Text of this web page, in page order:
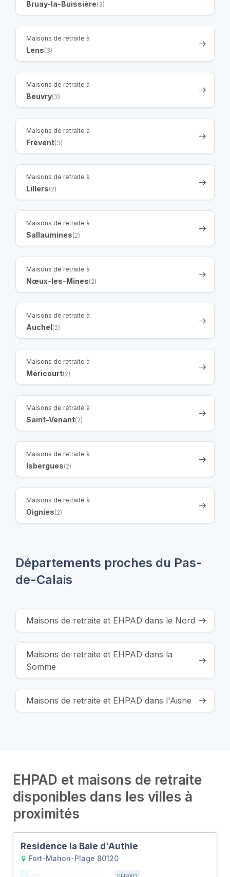
Bruay-la-Buissière(3)
Maisons de retraite à
Lens(3)
Maisons de retraite à
Beuvry(3)
Maisons de retraite à
Frévent(3)
Maisons de retraite à
Lillers(2)
Maisons de retraite à
Sallaumines(2)
Maisons de retraite à
Nœux-les-Mines(2)
Maisons de retraite à
Auchel(2)
Maisons de retraite à
Méricourt(2)
Maisons de retraite à
Saint-Venant(2)
Maisons de retraite à
Isbergues(2)
Maisons de retraite à
Oignies(2)
Départements proches du Pas-
de-Calais
Maisons de retraite et EHPAD dans le Nord
Maisons de retraite et EHPAD dans la
Somme
Maisons de retraite et EHPAD dans l'Aisne
EHPAD et maisons de retraite
disponibles dans les villes à
proximités
Residence la Baie d'Authie
Fort-Mahon-Plage 80120